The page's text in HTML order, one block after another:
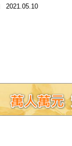
2021.05.10